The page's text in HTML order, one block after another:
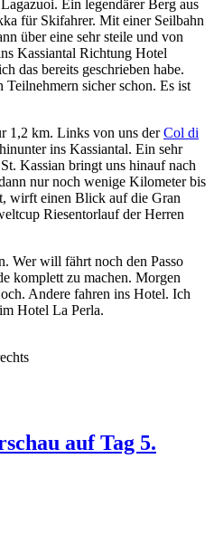
Ein legendärer Berg aus
für Skifahrer. Mit einer Seilbahn
über eine sehr steile und von
Kassiantal Richtung Hotel
das bereits geschrieben habe.
Teilnehmern sicher schon. Es ist
1,2 km. Links von uns derCol di
ins Kassiantal. Ein sehr
Kassian bringt uns hinauf nach
nur noch wenige Kilometer bis
wirft einen Blick auf die Gran
Riesentorlauf der Herren
Wer will fährt noch den Passo
komplett zu machen. Morgen
Andere fahren ins Hotel. Ich
Hotel La Perla.
auf Tag 5.